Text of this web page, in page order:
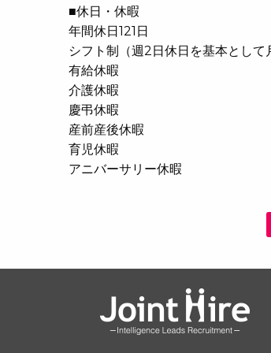
■休日・休暇
年間休日121日
シフト制（週2日休日を基本として
有給休暇
介護休暇
慶弔休暇
産前産後休暇
育児休暇
アニバーサリー休暇